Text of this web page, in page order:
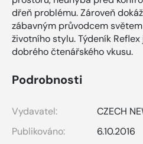
dřeň problému. Zároveň
zábavným průvodcem
životního stylu. Týdeník
dobrého čtenářského vkusu.
Podrobnosti
Vydavatel:
CZECH
Publikováno:
6.10.2016